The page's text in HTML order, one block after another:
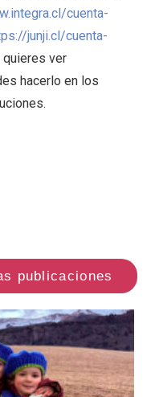
cuenta-
junji.cl/cuenta-
quieres ver
hacerlo en los